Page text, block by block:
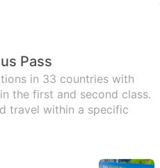
Pass
in 33 countries with
the first and second class.
travel within a specific